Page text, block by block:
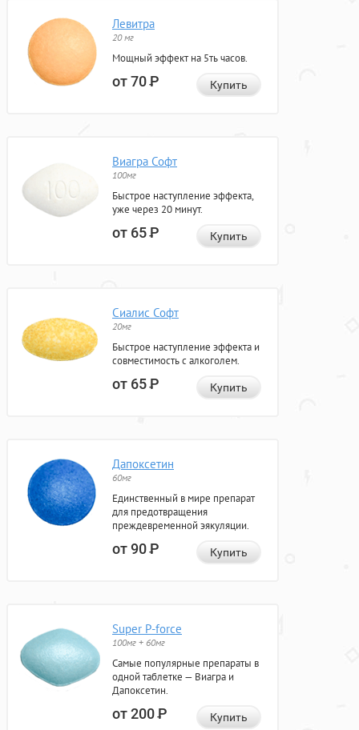
Левитра
20 мг
Мощный эффект на 5ть часов.
от 70Р Купить
Виагра Софт
100мг
Быстрое наступление эффекта,
уже через 20 минут.
от 65Р Купить
Сиалис Софт
20мг
Быстрое наступление эффекта и
совместимость с алкоголем.
от 65Р Купить
Дапоксетин
60мг
Единственный в мире препарат
для предотвращения
преждевременной эякуляции.
от 90Р Купить
Super P-force
100мг + 60мг
Самые популярные препараты в
одной таблетке — Виагра и
Дапоксетин.
от 200Р Купить